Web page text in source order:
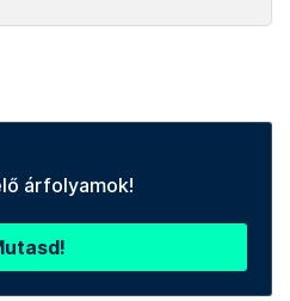
árfolyamok!